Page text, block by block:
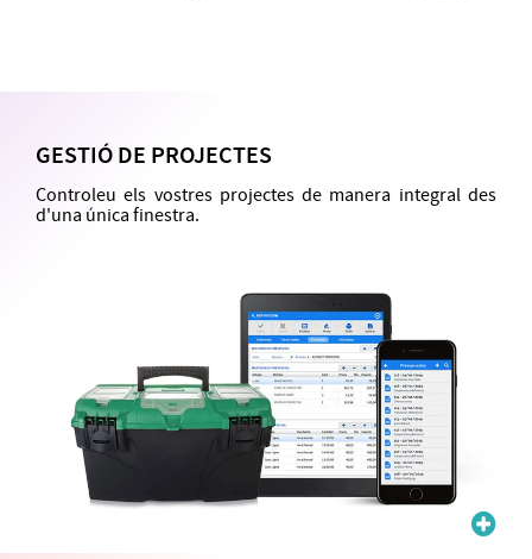
GESTIÓ DE PROJECTES
Controleu els vostres projectes de manera integral des
d'una única finestra.